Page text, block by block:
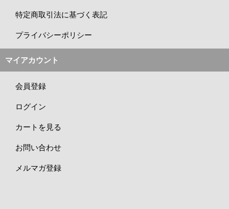
特定商取引法に基づく表記
プライバシーポリシー
マイアカウント
会員登録
ログイン
カートを見る
お問い合わせ
メルマガ登録